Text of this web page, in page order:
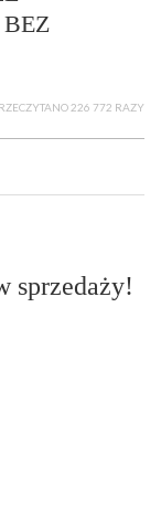
226 772 RAZY
sprzedaży!